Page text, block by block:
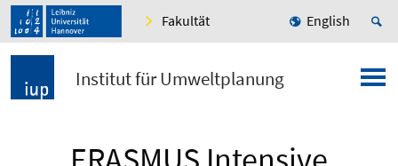
Fakultät English
Institut für Umweltplanung